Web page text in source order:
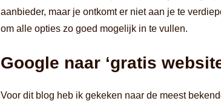
aanbieder, maar je ontkomt er niet aan je te
om alle opties zo goed mogelijk in te vullen.
Google naar ‘gratis
Voor dit blog heb ik gekeken naar de meest